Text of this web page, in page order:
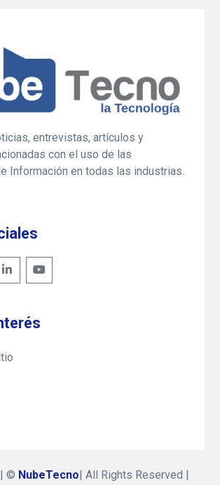
entrevistas, artículos y
con el uso de las
Información en todas las industrias.
© NubeTecno | All Rights Reserved |